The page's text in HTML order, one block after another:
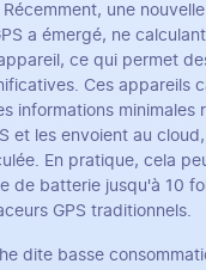
Récemment, une
a émergé, ne
ce qui permet
Ces appareils
informations minimales
et les envoient au
En pratique, cela
de batterie jusqu'à 10
GPS traditionnels.
dite basse